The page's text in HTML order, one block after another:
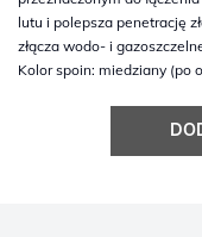
lutu i polepsza penetrację
złącza wodo- i
Kolor spoin: miedziany (po